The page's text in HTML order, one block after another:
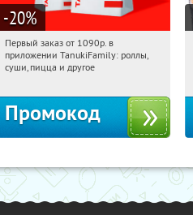
-20%
14:36:52 Получили:
Россия
Первый заказ от 1090р. в
приложении TanukiFamily: роллы,
суши, пицца и другое
Промокод